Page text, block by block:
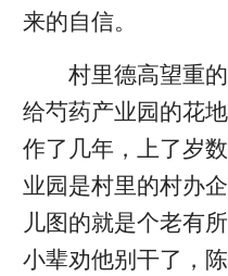
来的自信。
村里德高望重
给芍药产业园的花
作了几年，上了岁
业园是村里的村办
儿图的就是个老有
小辈劝他别干了，